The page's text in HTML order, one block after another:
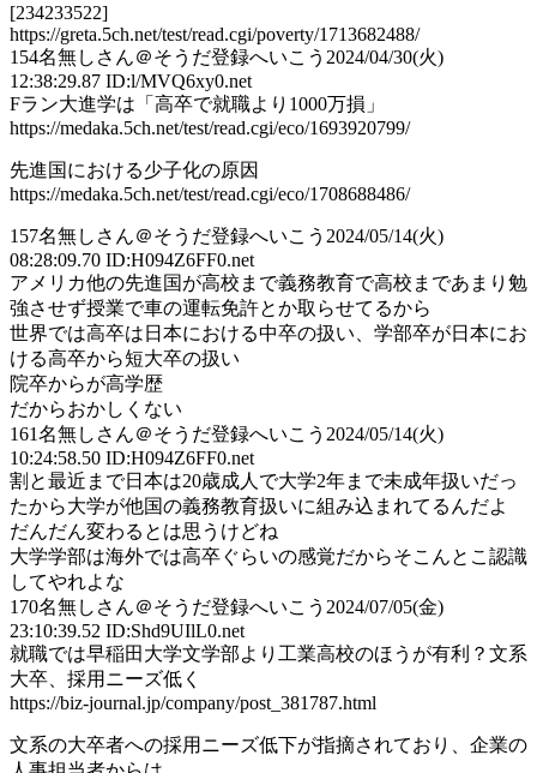
[234233522]
https://greta.5ch.net/test/read.cgi/poverty/1713682488/
154名無しさん＠そうだ登録へいこう 2024/04/30(火)
12:38:29.87 ID:l/MVQ6xy0.net
Fラン大進学は「高卒で就職より1000万損」
https://medaka.5ch.net/test/read.cgi/eco/1693920799/
先進国における少子化の原因
https://medaka.5ch.net/test/read.cgi/eco/1708688486/
157名無しさん＠そうだ登録へいこう 2024/05/14(火)
08:28:09.70 ID:H094Z6FF0.net
アメリカ他の先進国が高校まで義務教育で高校まであまり勉
強させず授業で車の運転免許とか取らせてるから
世界では高卒は日本における中卒の扱い、学部卒が日本にお
ける高卒から短大卒の扱い
院卒からが高学歴
だからおかしくない
161名無しさん＠そうだ登録へいこう 2024/05/14(火)
10:24:58.50 ID:H094Z6FF0.net
割と最近まで日本は20歳成人で大学2年まで未成年扱いだっ
たから大学が他国の義務教育扱いに組み込まれてるんだよ
だんだん変わるとは思うけどね
大学学部は海外では高卒ぐらいの感覚だからそこんとこ認識
してやれよな
170名無しさん＠そうだ登録へいこう 2024/07/05(金)
23:10:39.52 ID:Shd9UIlL0.net
就職では早稲田大学文学部より工業高校のほうが有利？文系
大卒、採用ニーズ低く
https://biz-journal.jp/company/post_381787.html
文系の大卒者への採用ニーズ低下が指摘されており、企業の